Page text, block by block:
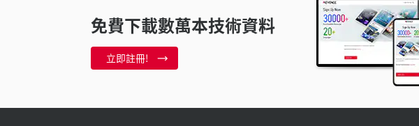
免費下載數萬本技術資料
立即註冊!